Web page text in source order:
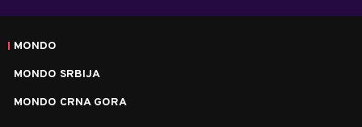
MONDO
MONDO SRBIJA
MONDO CRNA GORA